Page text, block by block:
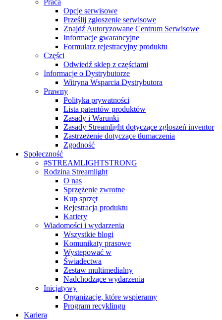
Praca
Opcje serwisowe
Prześlij zgłoszenie serwisowe
Znajdź Autoryzowane Centrum Serwisowe
Informacje gwarancyjne
Formularz rejestracyjny produktu
Części
Odwiedź sklep z częściami
Informacje o Dystrybutorze
Witryna Wsparcia Dystrybutora
Prawny
Polityka prywatności
Lista patentów produktów
Zasady i Warunki
Zasady Streamlight dotyczące zgłoszeń inventor
Zastrzeżenie dotyczące tłumaczenia
Zgodność
Społeczność
#STREAMLIGHTSTRONG
Rodzina Streamlight
O nas
Sprzężenie zwrotne
Kup sprzęt
Rejestracja produktu
Kariery
Wiadomości i wydarzenia
Wszystkie blogi
Komunikaty prasowe
Wystepować w
Świadectwa
Zestaw multimedialny
Nadchodzące wydarzenia
Inicjatywy
Organizacje, które wspieramy
Program recyklingu
Kariera